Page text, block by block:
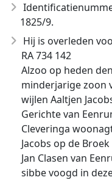
1825/9.
Hij is overleden
RA 734 142
Alzoo op heden
minderjarige zoon
wijlen Aaltjen
Gerichte van
Cleveringa
Jacobs op de
Jan Clasen van
sibbe voogd in